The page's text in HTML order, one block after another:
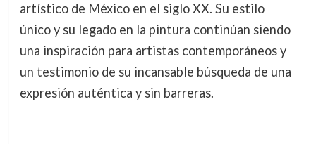
artístico de México en el siglo XX. Su estilo
único y su legado en la pintura continúan siendo
una inspiración para artistas contemporáneos y
un testimonio de su incansable búsqueda de una
expresión auténtica y sin barreras.